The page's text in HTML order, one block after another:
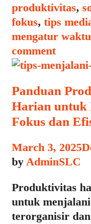
produktivitas,
fokus, tips
mengatur
comment
Panduan
Harian untuk
Fokus dan
March 3, 2025
by AdminSLC
Produktivitas
untuk
terorganisir